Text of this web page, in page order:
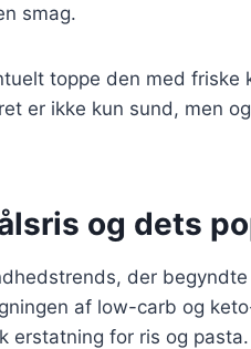
smag.
toppe den med friske
er ikke kun sund, men
og dets
der
af low-carb og
erstatning for ris og